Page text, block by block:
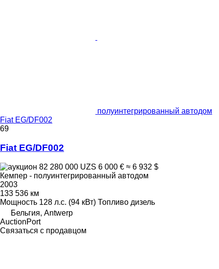
полуинтегрированный автодом
Fiat EG/DF002
69
Fiat EG/DF002
82 280 000 UZS 6 000 € ≈ 6 932 $
Кемпер - полуинтегрированный автодом
2003
133 536 км
Мощность 128 л.с. (94 кВт) Топливо дизель
Бельгия, Antwerp
AuctionPort
Связаться с продавцом